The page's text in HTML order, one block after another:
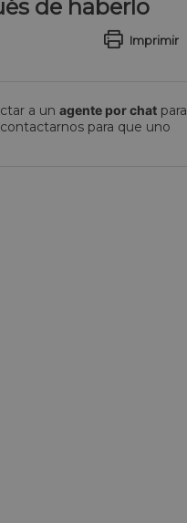
de haberlo
Imprimir
a un agente por chat para
para que uno